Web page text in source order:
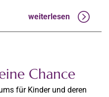
weiterlesen
Chance
für Kinder und deren